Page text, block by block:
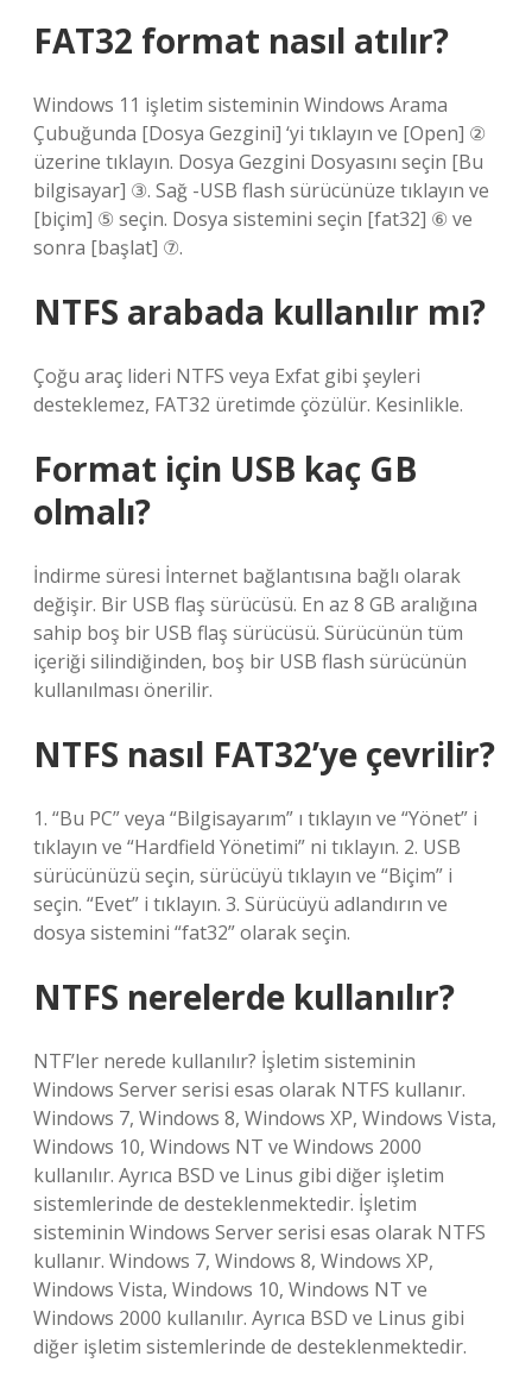
FAT32 format nasıl atılır?
Windows 11 işletim sisteminin Windows Arama
Çubuğunda [Dosya Gezgini] ‘yi tıklayın ve [Open] ②
üzerine tıklayın. Dosya Gezgini Dosyasını seçin [Bu
bilgisayar] ③. Sağ -USB flash sürücünüze tıklayın ve
[biçim] ⑤ seçin. Dosya sistemini seçin [fat32] ⑥ ve
sonra [başlat] ⑦.
NTFS arabada kullanılır mı?
Çoğu araç lideri NTFS veya Exfat gibi şeyleri
desteklemez, FAT32 üretimde çözülür. Kesinlikle.
Format için USB kaç GB
olmalı?
İndirme süresi İnternet bağlantısına bağlı olarak
değişir. Bir USB flaş sürücüsü. En az 8 GB aralığına
sahip boş bir USB flaş sürücüsü. Sürücünün tüm
içeriği silindiğinden, boş bir USB flash sürücünün
kullanılması önerilir.
NTFS nasıl FAT32’ye çevrilir?
1. “Bu PC” veya “Bilgisayarım” ı tıklayın ve “Yönet” i
tıklayın ve “Hardfield Yönetimi” ni tıklayın. 2. USB
sürücünüzü seçin, sürücüyü tıklayın ve “Biçim” i
seçin. “Evet” i tıklayın. 3. Sürücüyü adlandırın ve
dosya sistemini “fat32” olarak seçin.
NTFS nerelerde kullanılır?
NTF’ler nerede kullanılır? İşletim sisteminin
Windows Server serisi esas olarak NTFS kullanır.
Windows 7, Windows 8, Windows XP, Windows Vista,
Windows 10, Windows NT ve Windows 2000
kullanılır. Ayrıca BSD ve Linus gibi diğer işletim
sistemlerinde de desteklenmektedir. İşletim
sisteminin Windows Server serisi esas olarak NTFS
kullanır. Windows 7, Windows 8, Windows XP,
Windows Vista, Windows 10, Windows NT ve
Windows 2000 kullanılır. Ayrıca BSD ve Linus gibi
diğer işletim sistemlerinde de desteklenmektedir.